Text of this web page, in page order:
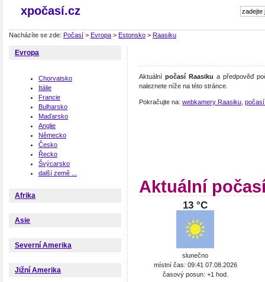
xpočasí.cz
Nacházíte se zde: Počasí > Evropa > Estonsko > Raasiku
Evropa
Chorvatsko
Itálie
Francie
Bulharsko
Maďarsko
Anglie
Německo
Česko
Řecko
Švýcarsko
další země ...
Afrika
Asie
Severní Amerika
Jižní Amerika
Aktuální počasí Raasiku a předpověď
naleznete níže na této stránce.
Pokračujte na: webkamery Raasiku
Aktuální
13 °C
slunečno
místní čas: 09:41 07.08.2026
časový posun: +1 hod.